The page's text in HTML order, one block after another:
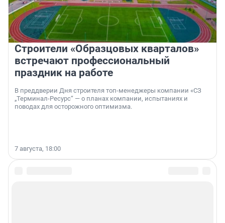
Строители «Образцовых кварталов»
встречают профессиональный
праздник на работе
В преддверии Дня строителя топ-менеджеры компании «СЗ
„Терминал-Ресурс“ — о планах компании, испытаниях и
поводах для осторожного оптимизма.
7 августа, 18:00